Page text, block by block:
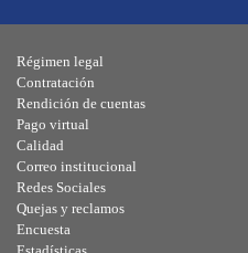
Régimen legal
Contratación
Rendición de cuentas
Pago virtual
Calidad
Correo institucional
Redes Sociales
Quejas y reclamos
Encuesta